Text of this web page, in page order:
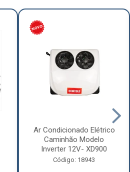
Ar Condicionado Elétrico
Caminhão Modelo
Inverter 12V- XD900
Código: 18943